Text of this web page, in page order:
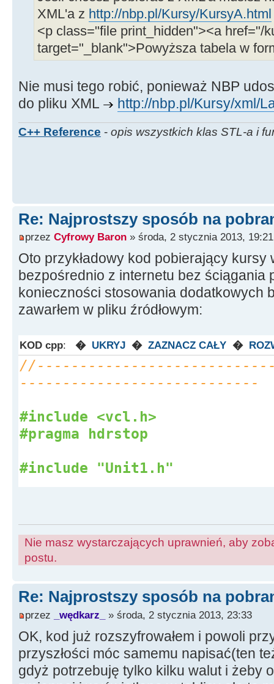
XML'a z http://nbp.pl/Kursy/KursyA.html
<p class="file print_hidden"><a href="/
target="_blank">Powyższa tabela w
Nie musi tego robić, ponieważ NBP
do pliku XML
http://nbp.pl/Kursy/xml/
C++ Reference - opis wszystkich klas STL-a i
Re: Najprostszy sposób na
przez Cyfrowy Baron » środa, 2 stycznia 2013, 19:21
Oto przykładowy kod pobierający kursy
bezpośrednio z internetu bez ściągania
konieczności stosowania dodatkowych
zawarłem w pliku źródłowym:
KOD cpp: � UKRYJ � ZAZNACZ CAŁY �
----------------------------
#include <vcl.h>
#pragma hdrstop
#include "Unit1.h"
----------------------------
#pragma resource "*.dfm"
#pragma link "Wininet.lib"
TForm1*Form1;
Nie masz wystarczających uprawnień, aby
postu.
Re: Najprostszy sposób na
przez _wędkarz_ » środa, 2 stycznia 2013, 23:33
OK, kod już rozszyfrowałem i powoli
przyszłości móc samemu napisać(ten
gdyż potrzebuję tylko kilku walut i żeby